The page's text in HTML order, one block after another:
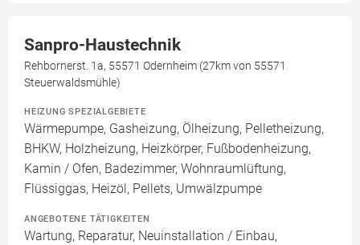
Sanpro-Haustechnik
Rehbornerst. 1a, 55571 Odernheim (27km von 55571
Steuerwaldsmühle)
HEIZUNG SPEZIALGEBIETE
Wärmepumpe, Gasheizung, Ölheizung, Pelletheizung,
BHKW, Holzheizung, Heizkörper, Fußbodenheizung,
Kamin / Ofen, Badezimmer, Wohnraumlüftung,
Flüssiggas, Heizöl, Pellets, Umwälzpumpe
ANGEBOTENE TÄTIGKEITEN
Wartung, Reparatur, Neuinstallation / Einbau,